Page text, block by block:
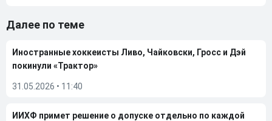
Далее по теме
Иностранные хоккеисты Ливо, Чайковски, Гросс и Дэй
покинули «Трактор»
31.05.2026 • 11:40
ИИХФ примет решение о допуске отдельно по каждой